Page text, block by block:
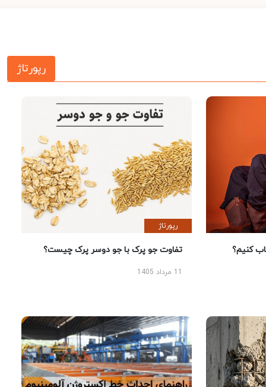
رپورتاژ
کنیم؟
رپورتاژ
تفاوت جو پرک با جو دوسر پرک چیست؟